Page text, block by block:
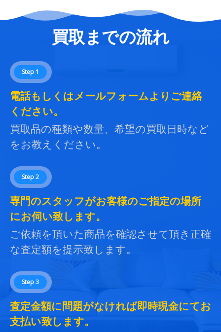
買取までの流れ
Step 1
電話もしくはメールフォームよりご連絡
ください。
買取品の種類や数量、希望の買取日時など
をお教えください。
Step 2
専門のスタッフがお客様のご指定の場所
にお伺い致します。
ご依頼を頂いた商品を確認させて頂き正確
な査定額を提示致します。
Step 3
査定金額に問題がなければ即時現金にてお
支払い致します。